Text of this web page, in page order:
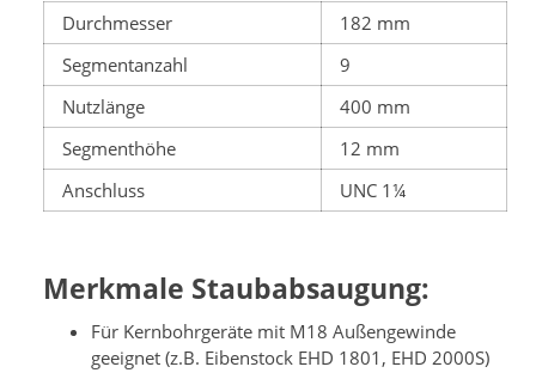
Durchmesser
182 mm
Segmentanzahl
9
Nutzlänge
400 mm
Segmenthöhe
12 mm
Anschluss
UNC 1¼
Merkmale Staubabsaugung:
Für Kernbohrgeräte mit M18 Außengewinde
geeignet (z.B. Eibenstock EHD 1801, EHD 2000S)